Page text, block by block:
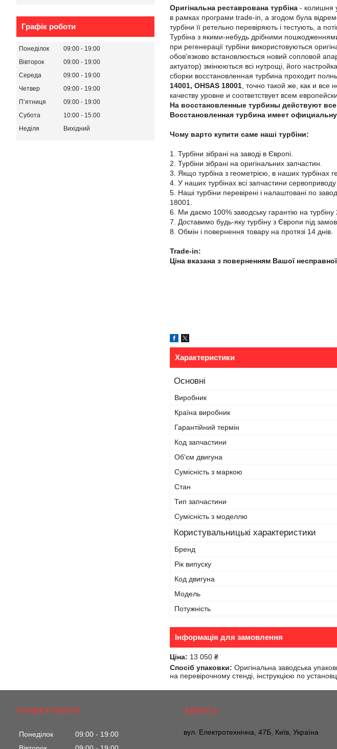
Оригінальна реставрована турбіна - колишня
в рамках програми trade-in, а згодом була
турбіни її ретельно перевіряють і тестують, а
Турбіна з якими-небудь дрібними
при регенерації турбіни використовуються
обов'язково встановлюється новий сопловой
актуатор) змінюються всі нутрощі, його
сборки восстановленная турбина проходит
14001, OHSAS 18001 , точно такой же, как и
качеству уровне и соответствует всем
На восстановленные турбины действуют
Восстановленная турбина имеет
Чому варто купити саме наші турбіни:
1. Турбіни зібрані на заводі в Європі.
2. Турбіни зібрані на оригінальних запчастин.
3. Якщо турбіна з геометрією, в наших турбінах
4. У наших турбінах всі запчастини
5. Наші турбіни перевірені і налаштовані по
18001.
6. Ми даємо 100% заводську гарантію на
7. Доставимо будь-яку турбіну з Європи під
8. Обмін і повернення товару на протязі 14 днів.
Trade-in:
Ціна вказана з поверненням Вашої
Характеристики
Основні
Виробник
Країна виробник
Гарантійний термін
Код запчастини
Об'єм двигуна
Сумісність з маркою
Стан
Тип запчастини
Сумісність з моделлю
Користувальницькі характеристики
Бренд
Рік випуску
Код двигуна
Модель
Потужність
Інформація для замовлення
Ціна: 13 050 ₴
Спосіб упаковки: Оригінальна заводська
на перевірочному стенді, інструкцією по
Графік роботи
Понеділок 09:00
19:00
Вівторок
09:00
19:00
Середа
09:00
19:00
Четвер
09:00
19:00
Пʼятниця
09:00
19:00
Субота
10:00
15:00
Неділя
Вихідний
ГРАФІК РОБОТИ
Понеділок 09:00
19:00
вул. Електротехнічна, 47Б, Київ, Україна